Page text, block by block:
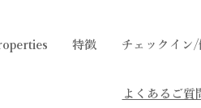
特徴 チェックイン
よくあるご質